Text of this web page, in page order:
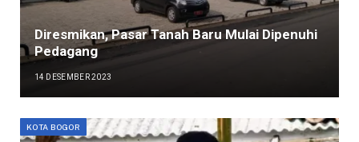
Diresmikan, Pasar Tanah Baru Mulai Dipenuhi
Pedagang
14 DESEMBER 2023
KOTA BOGOR